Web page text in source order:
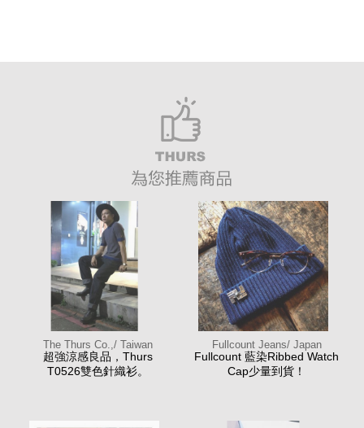
The Thurs Co.,/ Taiwan
超強涼感良品，Thurs
T0526雙色針織衫。
Fullcount Jeans/ Japan
Fullcount 藍染Ribbed Watch
Cap少量到貨！